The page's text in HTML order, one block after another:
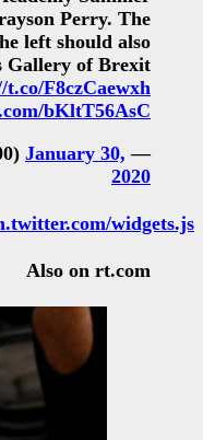
curated by
painting on
a place in the
Art.#MrBrexit https://
https://